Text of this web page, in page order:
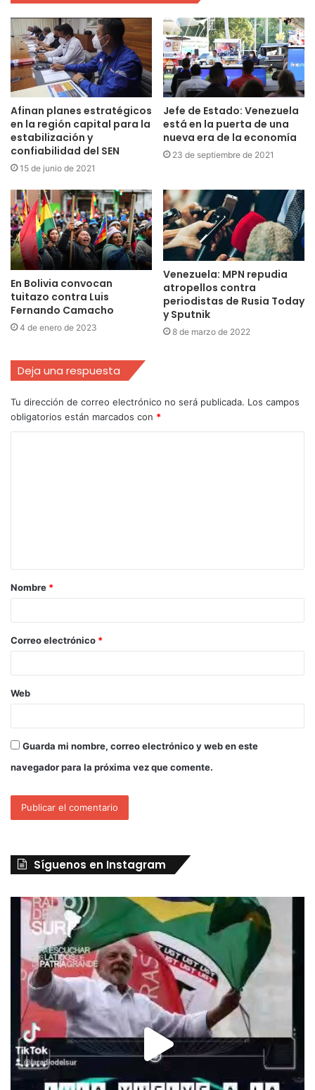
Afinan planes estratégicos
en la región capital para la
estabilización y
confiabilidad del SEN
15 de junio de 2021
Jefe de Estado: Venezuela
está en la puerta de una
nueva era de la economía
23 de septiembre de 2021
En Bolivia convocan
tuitazo contra Luis
Fernando Camacho
4 de enero de 2023
Venezuela: MPN repudia
atropellos contra
periodistas de Rusia Today
y Sputnik
8 de marzo de 2022
Deja una respuesta
Tu dirección de correo electrónico no será publicada. Los campos
obligatorios están marcados con *
Nombre *
Correo electrónico *
Web
Guarda mi nombre, correo electrónico y web en este
navegador para la próxima vez que comente.
Síguenos en Instagram